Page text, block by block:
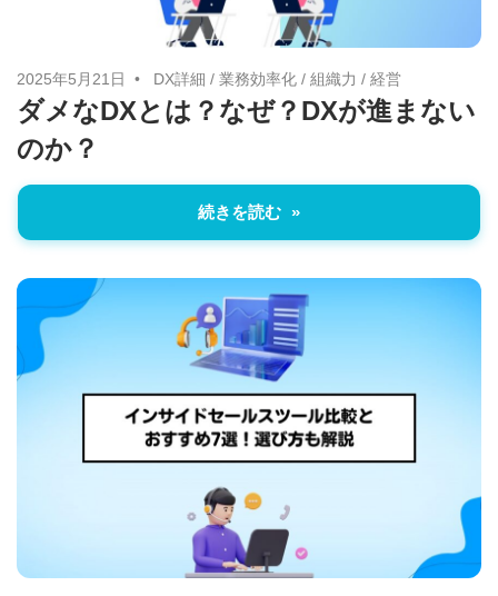
2025年5月21日 DX詳細 / 業務効率化/ 組織力 / 経営
ダメなDXとは？なぜ？DXが進まない
のか？
続きを読む